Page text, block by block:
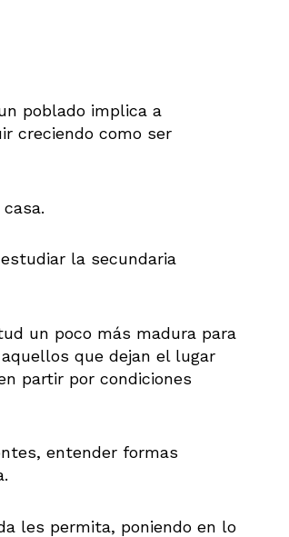
poblado implica a
creciendo como ser
la secundaria
un poco más madura para
que dejan el lugar
partir por condiciones
entender formas
les permita, poniendo en lo